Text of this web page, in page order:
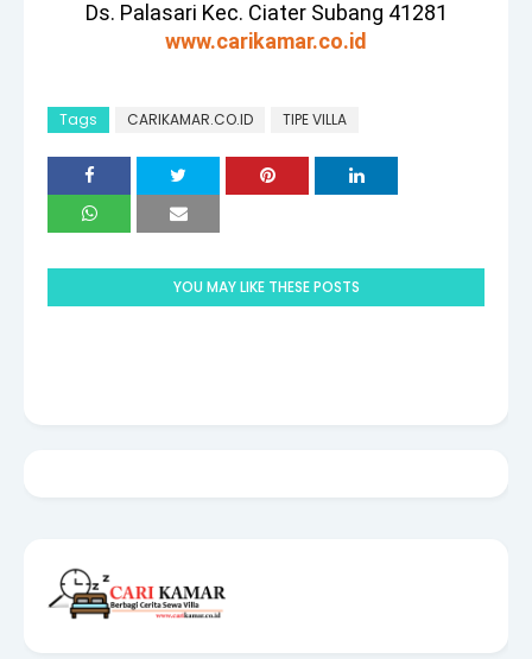
Ds. Palasari Kec. Ciater Subang 41281
www.carikamar.co.id
Tags CARIKAMAR.CO.ID TIPE VILLA
YOU MAY LIKE THESE POSTS